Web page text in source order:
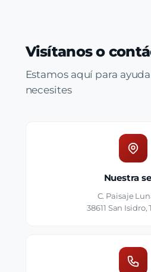
Visítanos o
Estamos aquí para
necesites
Nuestra
C. Paisaje
38611 San Isidro,